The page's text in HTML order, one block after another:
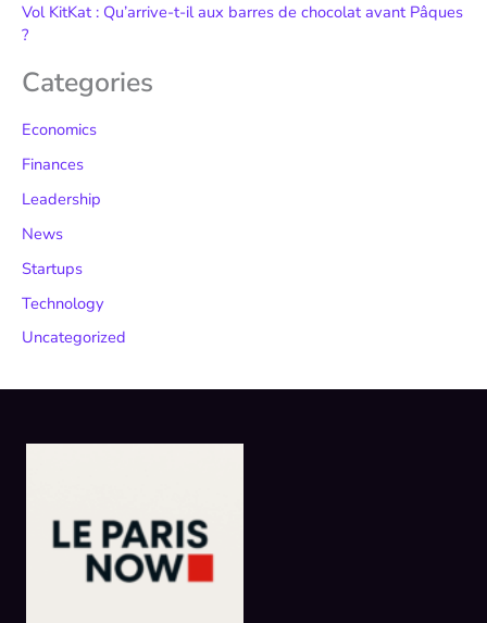
Vol KitKat : Qu’arrive-t-il aux barres de chocolat avant Pâques
?
Categories
Economics
Finances
Leadership
News
Startups
Technology
Uncategorized